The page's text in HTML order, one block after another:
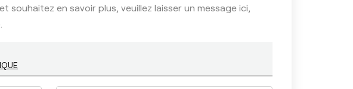
souhaitez en savoir plus, veuillez laisser un message ici,